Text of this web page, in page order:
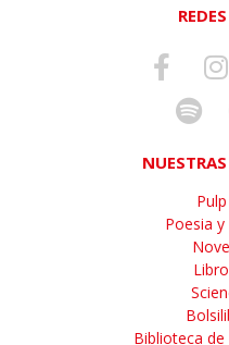
Poesia
Biblioteca